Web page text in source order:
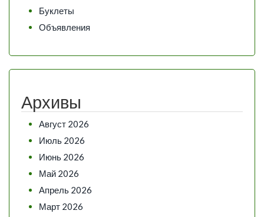
Буклеты
Объявления
Архивы
Август 2026
Июль 2026
Июнь 2026
Май 2026
Апрель 2026
Март 2026